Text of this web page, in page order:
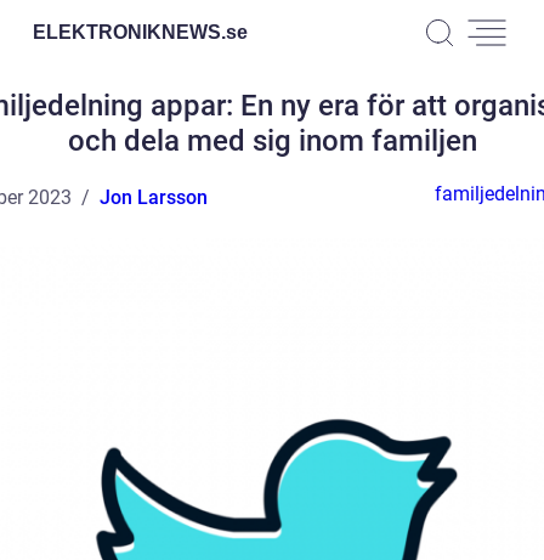
ELEKTRONIKNEWS.se
appar: En ny era för att
och dela med sig inom familjen
2023 Jon Larsson